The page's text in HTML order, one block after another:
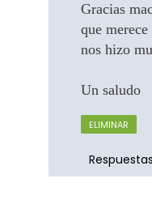
Gracias
que
nos hizo
Un saludo
ELIMINAR
Respuestas